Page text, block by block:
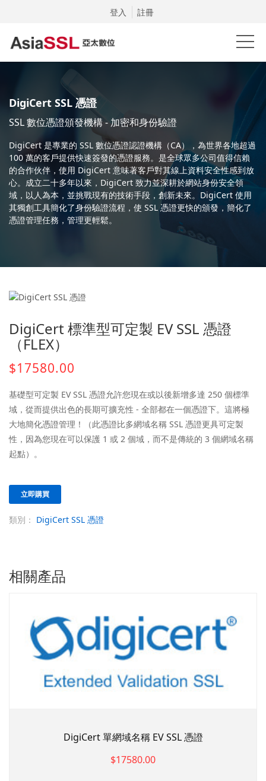
登入 註冊
DigiCert SSL 憑證
SSL 數位憑證頒發機構 - 加密和身份驗證
DigiCert 是專業的 SSL 數位憑證認證機構（CA），為世界各地超過
100 萬的客戶提供快速簽發的憑證服務。是全球眾多公司值得信賴
的合作伙伴，使用 DigiCert 意味著客戶對其線上資料安全性感到放
心。成立二十多年以來，DigiCert 致力並深耕於網站身份安全領
域，以人為本，並挑戰現有的技術手段，創新未來。DigiCert 使用
其獨創工具簡化了身份驗證流程，使 SSL 憑證更快的頒發，簡化了
憑證管理任務，管理更輕鬆。
DigiCert 標準型可定製 EV SSL 憑證
（FLEX）
$17580.00
基礎型可定製 EV SSL 憑證允許您現在或以後新增多達 250 個標準
域，從而提供出色的長期可擴充性 - 全部都在一個憑證下。這將極
大地簡化憑證管理！（此憑證比多網域名稱 SSL 憑證更具可定製
性，因為您現在可以保護 1 或 2 個域，而不是傳統的 3 個網域名稱
起點）。
立即購買
類別： DigiCert SSL 憑證
相關產品
DigiCert 單網域名稱 EV SSL 憑證
$17580.00